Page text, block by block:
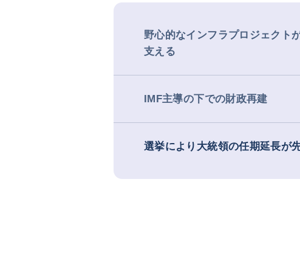
野心的なインフラプロジェクト
支える
IMF主導の下での財政再建
選挙により大統領の任期延長が